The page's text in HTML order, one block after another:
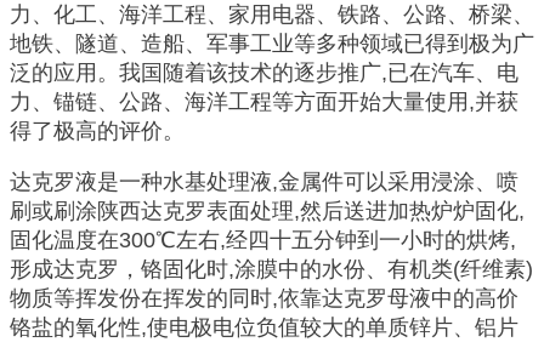
力、化工、海洋工程、家用电器、铁路、公路、桥梁、
地铁、隧道、造船、军事工业等多种领域已得到极为广
泛的应用。我国随着该技术的逐步推广,已在汽车、电
力、锚链、公路、海洋工程等方面开始大量使用,并获
得了极高的评价。
达克罗液是一种水基处理液,金属件可以采用浸涂、喷
刷或刷涂陕西达克罗表面处理,然后送进加热炉炉固化,
固化温度在300℃左右,经四十五分钟到一小时的烘烤,
形成达克罗，铬固化时,涂膜中的水份、有机类(纤维素)
物质等挥发份在挥发的同时,依靠达克罗母液中的高价
铬盐的氧化性,使电极电位负值较大的单质锌片、铝片